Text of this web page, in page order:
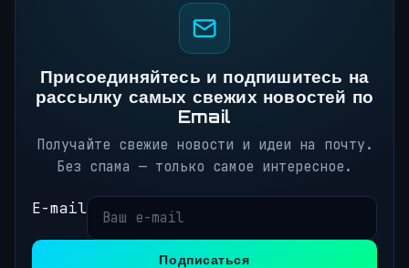
Присоединяйтесь и подпишитесь на
рассылку самых свежих новостей по
Email
Получайте свежие новости и идеи на почту.
Без спама — только самое интересное.
E-mail
Подписаться